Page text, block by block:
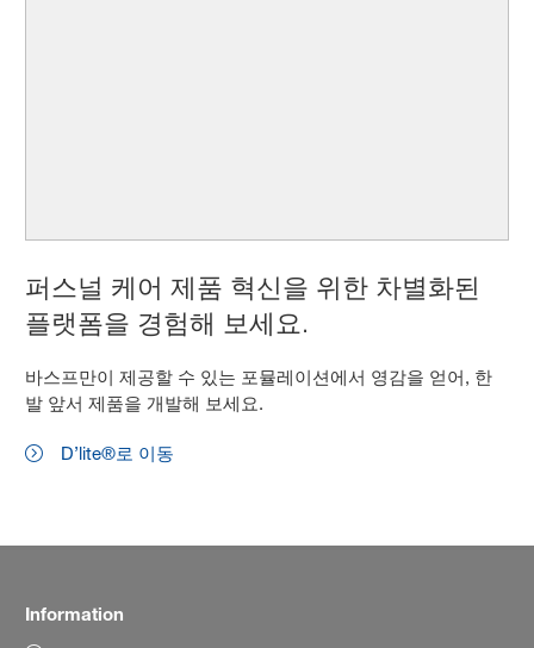
퍼스널 케어 제품 혁신을 위한 차별화된
플랫폼을 경험해 보세요.
바스프만이 제공할 수 있는 포뮬레이션에서 영감을 얻어, 한
발 앞서 제품을 개발해 보세요.
D’lite®로 이동
Information